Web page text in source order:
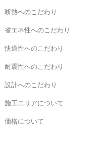
断熱へのこだわり
省エネ性へのこだわり
快適性へのこだわり
耐震性へのこだわり
設計へのこだわり
施工エリアについて
価格について